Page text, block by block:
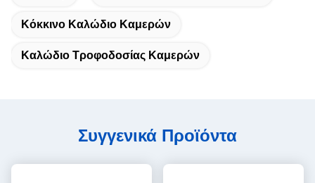
Κόκκινο Καλώδιο Καμερών
Καλώδιο Τροφοδοσίας Καμερών
Συγγενικά Προϊόντα